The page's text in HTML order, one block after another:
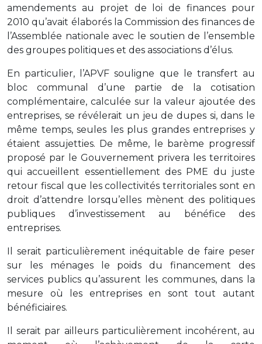
amendements au projet de loi de finances pour
2010 qu’avait élaborés la Commission des finances de
l’Assemblée nationale avec le soutien de l’ensemble
des groupes politiques et des associations d’élus.
En particulier, l’APVF souligne que le transfert au
bloc communal d’une partie de la cotisation
complémentaire, calculée sur la valeur ajoutée des
entreprises, se révélerait un jeu de dupes si, dans le
même temps, seules les plus grandes entreprises y
étaient assujetties. De même, le barème progressif
proposé par le Gouvernement privera les territoires
qui accueillent essentiellement des PME du juste
retour fiscal que les collectivités territoriales sont en
droit d’attendre lorsqu’elles mènent des politiques
publiques d’investissement au bénéfice des
entreprises.
Il serait particulièrement inéquitable de faire peser
sur les ménages le poids du financement des
services publics qu’assurent les communes, dans la
mesure où les entreprises en sont tout autant
bénéficiaires.
Il serait par ailleurs particulièrement incohérent, au